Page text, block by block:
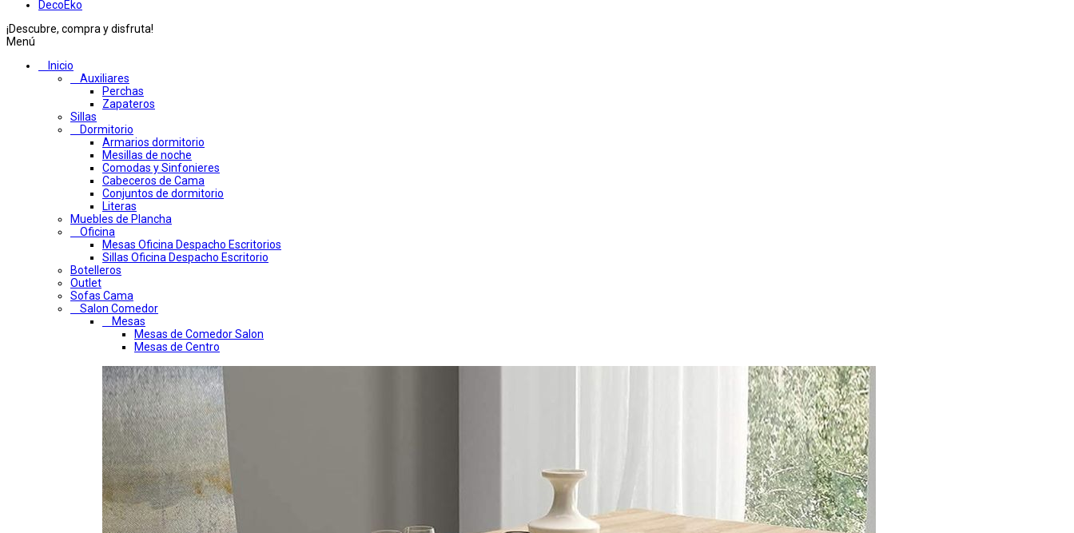
DecoEko
¡Descubre, compra y disfruta!
Menú
Inicio
Auxiliares
Perchas
Zapateros
Sillas
Dormitorio
Armarios dormitorio
Mesillas de noche
Comodas y Sinfonieres
Cabeceros de Cama
Conjuntos de dormitorio
Literas
Muebles de Plancha
Oficina
Mesas Oficina Despacho Escritorios
Sillas Oficina Despacho Escritorio
Botelleros
Outlet
Sofas Cama
Salon Comedor
Mesas
Mesas de Comedor Salon
Mesas de Centro